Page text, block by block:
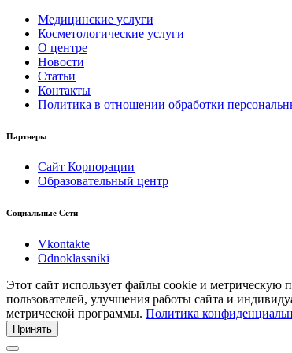
Медицинские услуги
Косметологические услуги
О центре
Новости
Статьи
Контакты
Политика в отношении обработки
Партнеры
Сайт Корпорации
Образовательный центр
Социальные Сети
Vkontakte
Odnoklassniki
Этот сайт использует файлы cookie и метрическую
пользователей, улучшения работы сайта и
метрической программы. Политика
Принять